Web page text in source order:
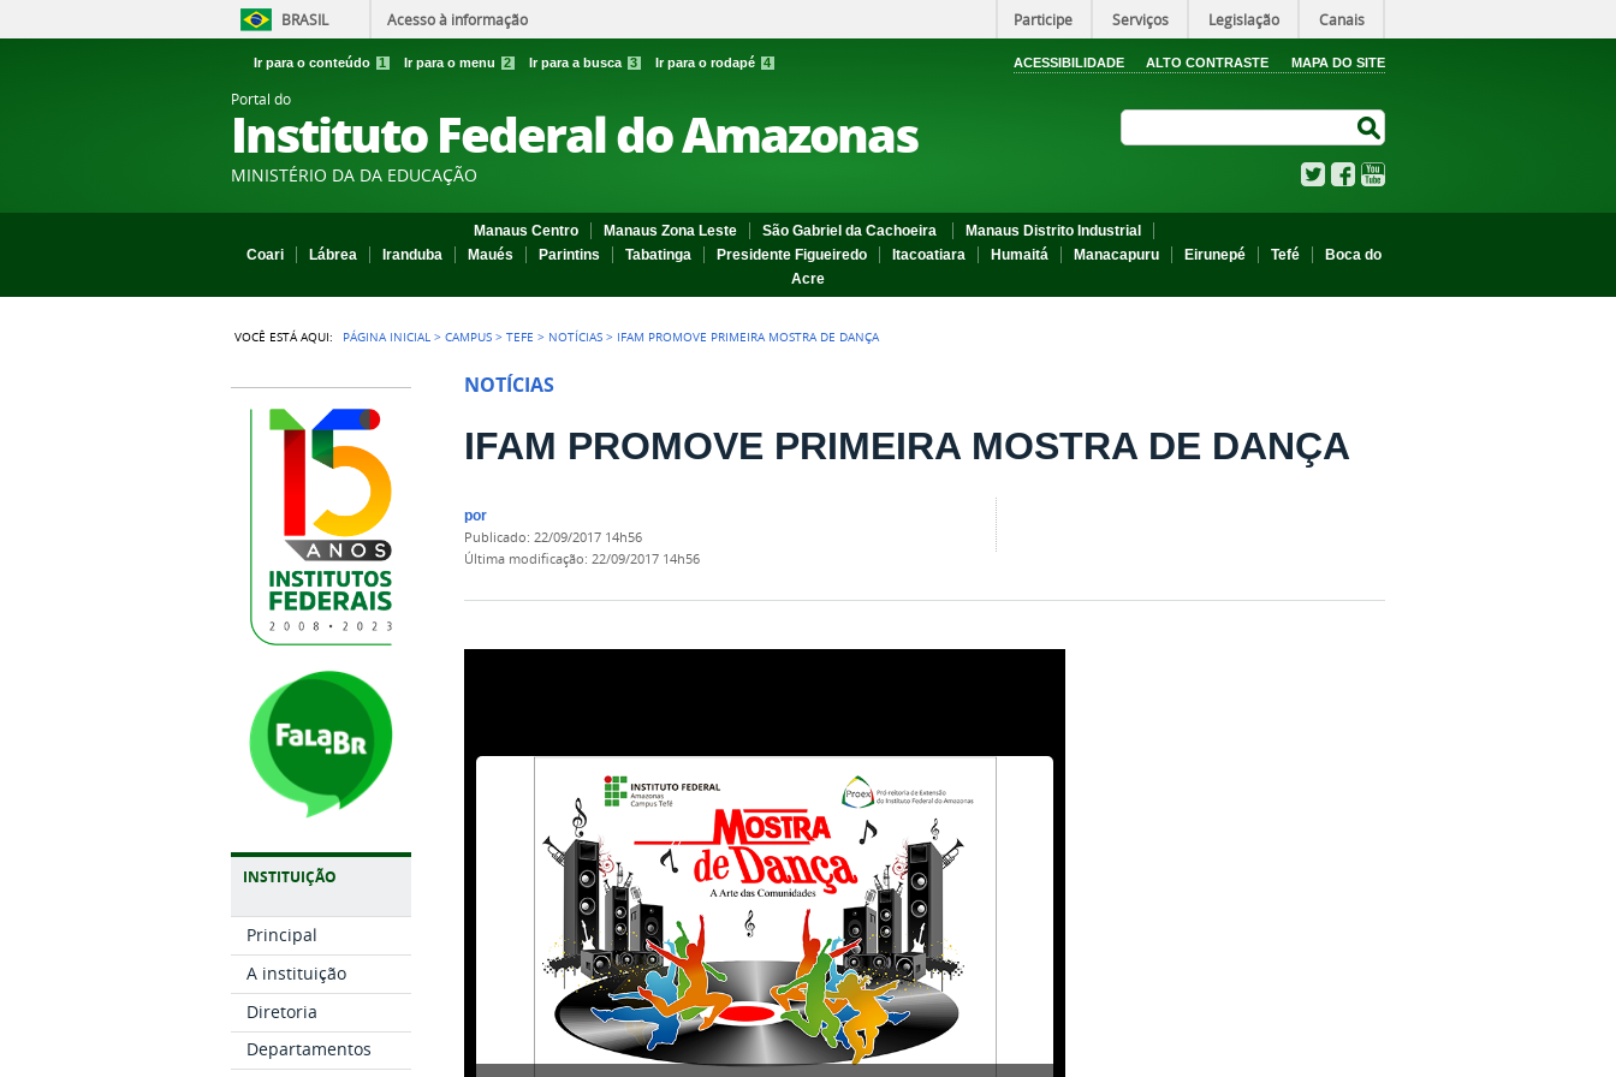
BRASIL Acesso à informação Participe Serviços Legislação Canais
Ir para o conteúdo 1 Ir para o menu 2 Ir para a busca 3 Ir para o rodapé 4 ACESSIBILIDADE ALTO CONTRASTE MAPA DO SITE
Portal do
Instituto Federal do Amazonas
MINISTÉRIO DA DA EDUCAÇÃO TwitterFacebook
Manaus Centro Manaus Zona Leste São Gabriel da Cachoeira
Manaus Distrito Industrial
Coari
Lábrea Iranduba Maués Parintins Tabatinga Presidente Figueiredo Itacoatiara Humaitá Manacapuru Eirunepé Tefé
Boca do
Acre
VOCÊ ESTÁ AQUI: PÁGINA INICIAL >CAMPUS >TEFE > NOTÍCIAS > IFAM PROMOVE PRIMEIRA MOSTRA DE DANÇA
INSTITUIÇÃO
Principal
A instituição
Diretoria
Departamentos
NOTÍCIAS
IFAM PROMOVE PRIMEIRA MOSTRA DE DANÇA
por
publicado:22/09/2017 14h56
última modificação:22/09/2017 14h56